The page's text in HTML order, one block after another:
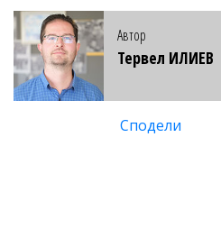
Автор
Тервел ИЛИЕВ
Сподели